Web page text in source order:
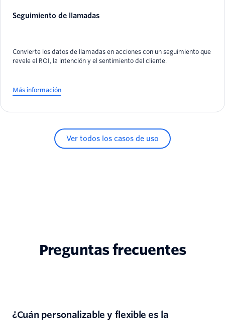
Seguimiento de llamadas
Convierte los datos de llamadas en acciones con un seguimiento que
revele el ROI, la intención y el sentimiento del cliente.
Más información
Ver todos los casos de uso
Preguntas frecuentes
¿Cuán personalizable y flexible es la